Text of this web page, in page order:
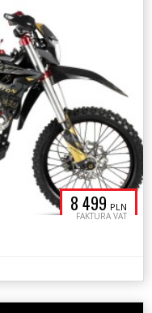
8 499 PLN
FAKTURA VAT